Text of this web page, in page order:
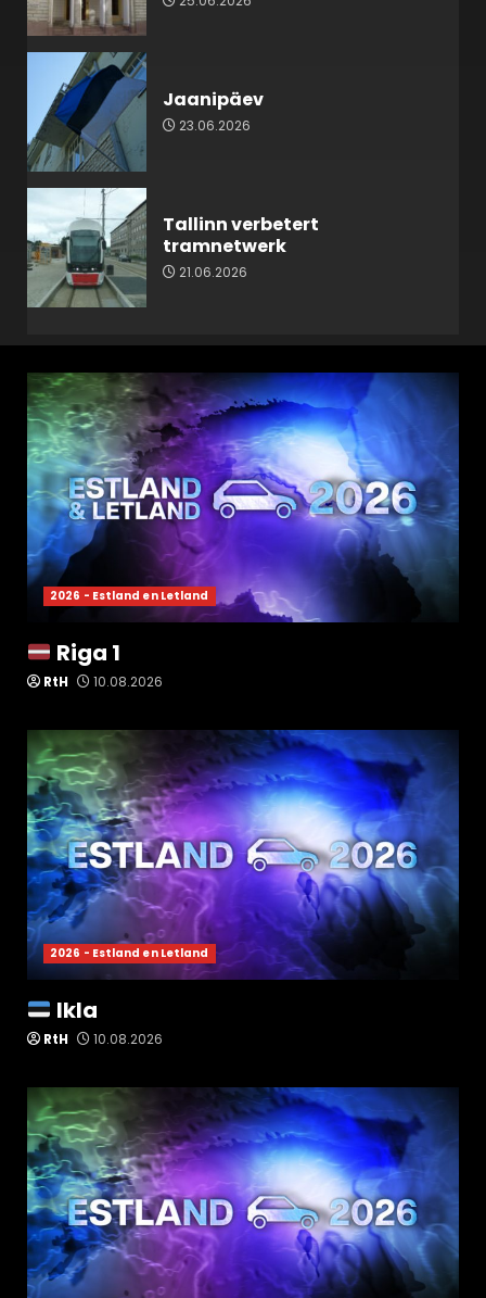
Jaanipäev
23.06.2026
Tallinn verbetert
tramnetwerk
21.06.2026
2026 - Estland en Letland
Riga 1
RtH 10.08.2026
2026 - Estland en Letland
Ikla
RtH 10.08.2026